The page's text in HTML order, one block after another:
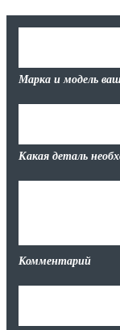
Марка и модель
Какая деталь
Комментарий